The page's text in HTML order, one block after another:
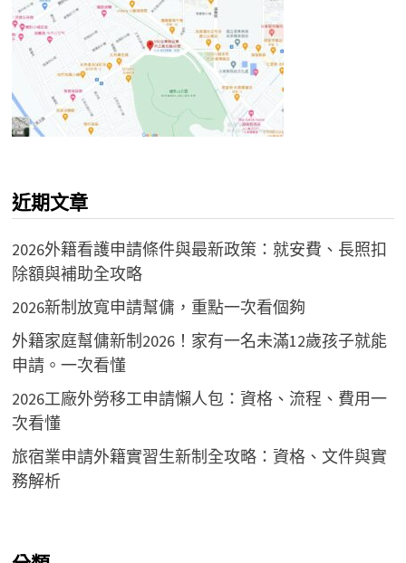
近期文章
2026外籍看護申請條件與最新政策：就安費、長照扣
除額與補助全攻略
2026新制放寬申請幫傭，重點一次看個夠
外籍家庭幫傭新制2026！家有一名未滿12歲孩子就能
申請。一次看懂
2026工廠外勞移工申請懶人包：資格、流程、費用一
次看懂
旅宿業申請外籍實習生新制全攻略：資格、文件與實
務解析